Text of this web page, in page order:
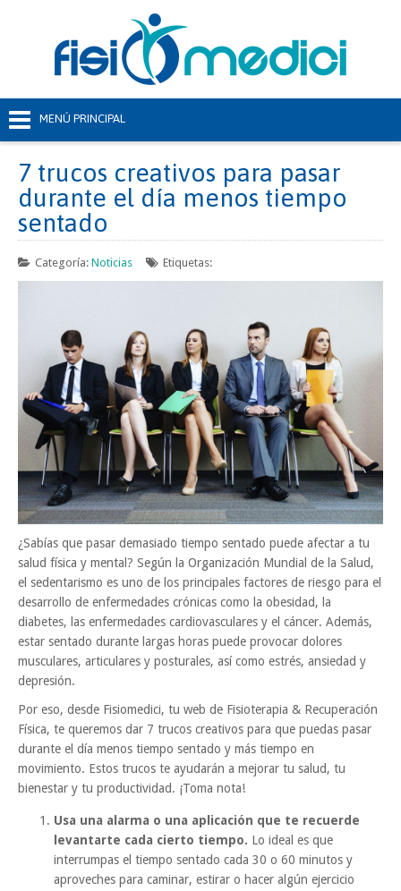
7 trucos creativos para pasar
durante el día menos tiempo
sentado
Categoría: Noticias Etiquetas:
¿Sabías que pasar demasiado tiempo sentado puede afectar a tu
salud física y mental? Según la Organización Mundial de la Salud,
el sedentarismo es uno de los principales factores de riesgo para el
desarrollo de enfermedades crónicas como la obesidad, la
diabetes, las enfermedades cardiovasculares y el cáncer. Además,
estar sentado durante largas horas puede provocar dolores
musculares, articulares y posturales, así como estrés, ansiedad y
depresión.
Por eso, desde Fisiomedici, tu web de Fisioterapia & Recuperación
Física, te queremos dar 7 trucos creativos para que puedas pasar
durante el día menos tiempo sentado y más tiempo en
movimiento. Estos trucos te ayudarán a mejorar tu salud, tu
bienestar y tu productividad. ¡Toma nota!
Usa una alarma o una aplicación que te recuerde
levantarte cada cierto tiempo. Lo ideal es que
interrumpas el tiempo sentado cada 30 o 60 minutos y
aproveches para caminar, estirar o hacer algún ejercicio